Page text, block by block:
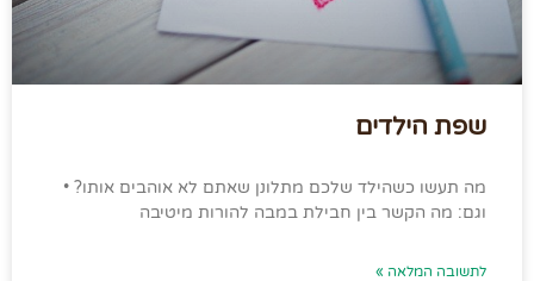
שפת הילדים
מה תעשו כשהילד שלכם מתלונן שאתם לא אוהבים אותו? •
וגם: מה הקשר בין חבילת במבה להורות מיטיבה
לתשובה המלאה »